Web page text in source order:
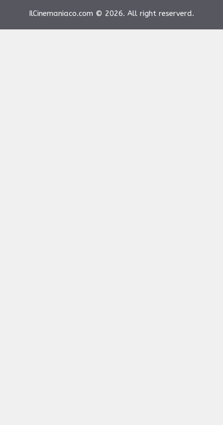
IlCinemaniaco.com © 2026. All right reserverd.